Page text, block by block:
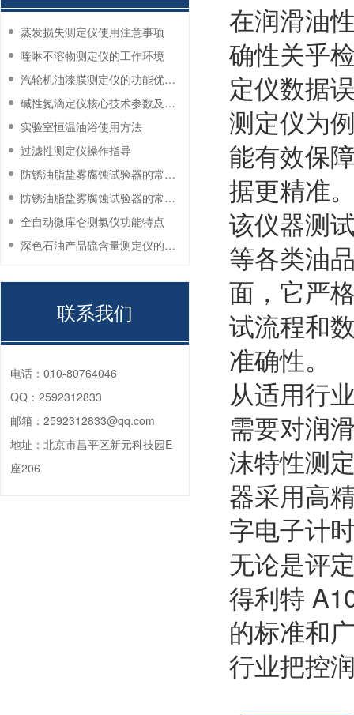
在润滑油
确性关乎
定仪数据
测定仪为
能有效保
据更精准
该仪器测
等各类油
面，它严
试流程和
准确性。
从适用行
需要对润
沫特性测
器采用高
字电子计
无论是评
得利特
的标准和
行业把控
蒸发损失测定仪使用注意事项
喹啉不溶物测定仪的工作环境
汽轮机油漆膜测定仪的功能优势有哪些？
碱性氮滴定仪核心技术参数及应用说明
实验室恒温油浴使用方法
过滤性测定仪操作指导
防锈油脂盐雾腐蚀试验器的常见故障与解决方法
防锈油脂盐雾腐蚀试验器的常见故障与解决方法
全自动微库仑测氯仪功能特点
深色石油产品硫含量测定仪的工作环境要求
联系我们
电话： 010-80764046
QQ： 2592312833
邮箱： 2592312833@qq.com
地址： 北京市昌平区新元科技园E
座206